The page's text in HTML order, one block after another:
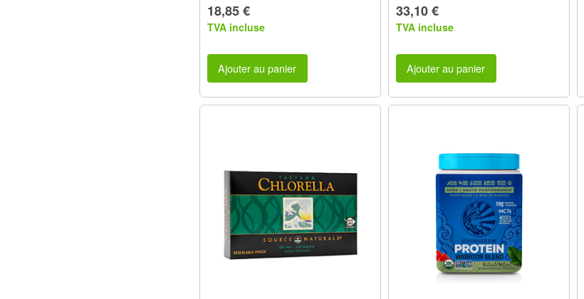
18,85 €
TVA incluse
Ajouter au panier
33,10 €
TVA incluse
Ajouter au panier